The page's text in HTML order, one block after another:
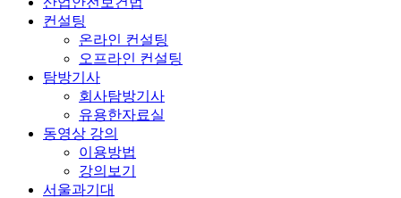
컨설팅
온라인 컨설팅
오프라인 컨설팅
탐방기사
회사탐방기사
유용한자료실
동영상 강의
이용방법
강의보기
서울과기대